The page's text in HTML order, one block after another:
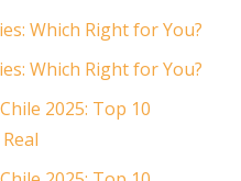
Which Right for You?
Which Right for You?
2025: Top 10